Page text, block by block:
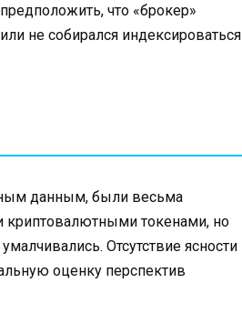
что «брокер»
не собирался индексироваться
данным, были весьма
криптовалютными токенами, но
Отсутствие ясности
оценку перспектив